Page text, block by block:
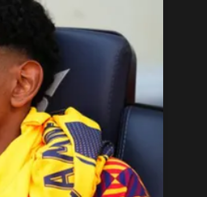
Clubs
Classement
Paris sportifs